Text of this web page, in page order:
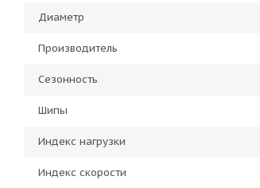
Диаметр
Производитель
Сезонность
Шипы
Индекс нагрузки
Индекс скорости